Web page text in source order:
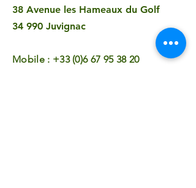
38 Avenue les Hameaux du Golf
34 990 Juvignac
Mobile : +33 (0)6 67 95 38 20